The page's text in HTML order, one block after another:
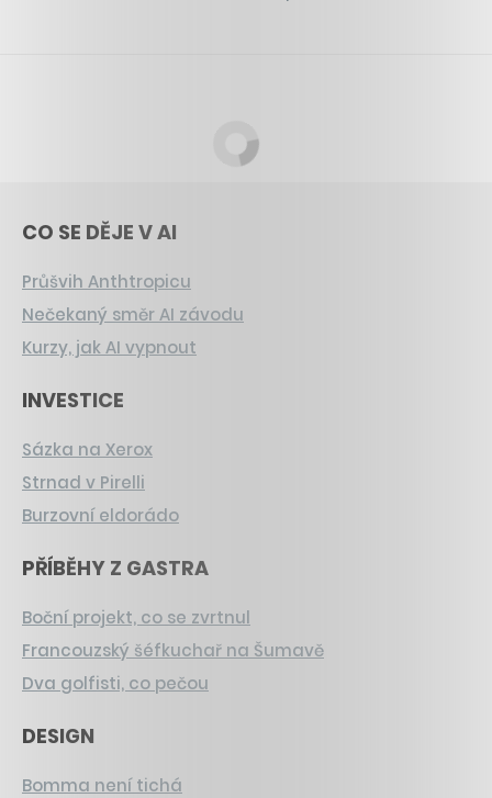
CO SE DĚJE V AI
Průšvih Anthtropicu
Nečekaný směr AI závodu
Kurzy, jak AI vypnout
INVESTICE
Sázka na Xerox
Strnad v Pirelli
Burzovní eldorádo
PŘÍBĚHY Z GASTRA
Boční projekt, co se zvrtnul
Francouzský šéfkuchař na Šumavě
Dva golfisti, co pečou
DESIGN
Bomma není tichá